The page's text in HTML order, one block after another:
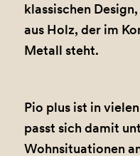
klassischen
aus Holz, der im
Metall steht.
Pio plus ist in
passt sich damit
Wohnsituationen